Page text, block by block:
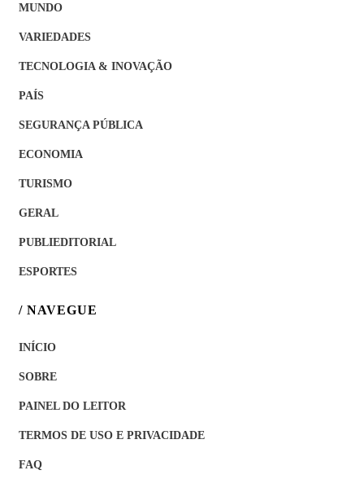
MUNDO
VARIEDADES
TECNOLOGIA & INOVAÇÃO
PAÍS
SEGURANÇA PÚBLICA
ECONOMIA
TURISMO
GERAL
PUBLIEDITORIAL
ESPORTES
/ NAVEGUE
INÍCIO
SOBRE
PAINEL DO LEITOR
TERMOS DE USO E PRIVACIDADE
FAQ